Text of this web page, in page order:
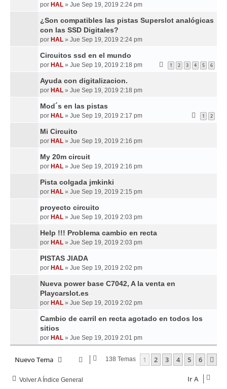
por HAL » Jue Sep 19, 2019 2:24 pm
¿Son compatibles las pistas Superslot analógicas
con las SSD Digitales?
por HAL » Jue Sep 19, 2019 2:24 pm
Circuitos ssd en el mundo
por HAL » Jue Sep 19, 2019 2:18 pm 1 2 3 4 5 6
Ayuda con digitalizacion.
por HAL » Jue Sep 19, 2019 2:18 pm
Mod´s en las pistas
por HAL » Jue Sep 19, 2019 2:17 pm 1 2
Mi Circuito
por HAL » Jue Sep 19, 2019 2:16 pm
My 20m circuit
por HAL » Jue Sep 19, 2019 2:16 pm
Pista colgada jmkinki
por HAL » Jue Sep 19, 2019 2:15 pm
proyecto circuito
por HAL » Jue Sep 19, 2019 2:03 pm
Help !!! Problema cambio en recta
por HAL » Jue Sep 19, 2019 2:03 pm
PISTAS JIADA
por HAL » Jue Sep 19, 2019 2:02 pm
Nueva power base C7042, A la venta en
Playcarslot.es
por HAL » Jue Sep 19, 2019 2:02 pm
Cambio de carril en recta agotado en todos los
sitios
por HAL » Jue Sep 19, 2019 2:01 pm
Nuevo Tema 138 Temas 1 2 3 4 5 6
Volver A Índice General Ir A